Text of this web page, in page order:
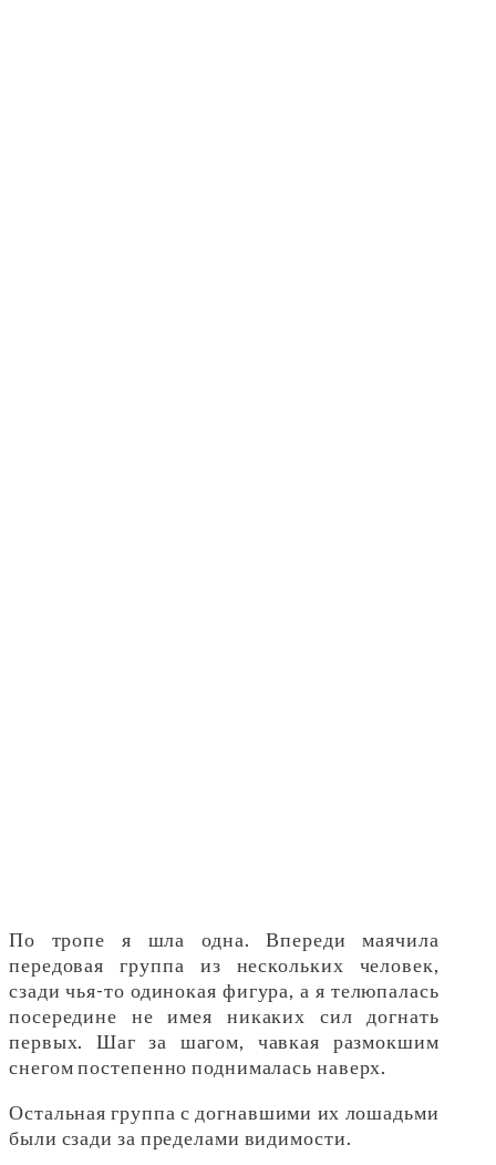
По тропе я шла одна. Впереди маячила
передовая группа из нескольких человек,
сзади чья-то одинокая фигура, а я телюпалась
посередине не имея никаких сил догнать
первых. Шаг за шагом, чавкая размокшим
снегом постепенно поднималась наверх.
Остальная группа с догнавшими их лошадьми
были сзади за пределами видимости.